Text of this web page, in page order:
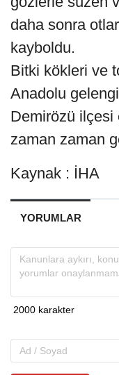
daha sonra
kayboldu.
Bitki kökleri ve
Anadolu
Demirözü ilçesi
zaman zaman
Kaynak : İHA
YORUMLAR